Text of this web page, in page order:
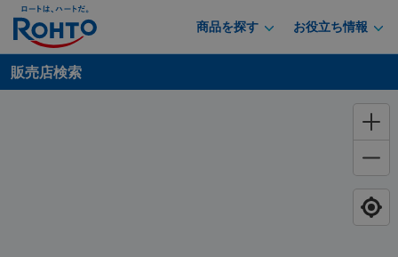
商品を探す お役立ち情報
販売店検索